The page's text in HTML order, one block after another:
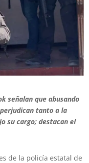
señalan que abusando
tanto a la
su cargo; destacan el
de la policía estatal de